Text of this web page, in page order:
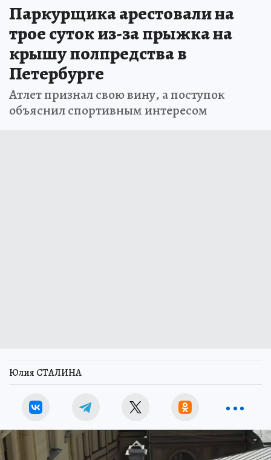
Паркурщика арестовали на
трое суток из-за прыжка на
крышу полпредства в
Петербурге
Атлет признал свою вину, а поступок
объяснил спортивным интересом
Юлия СТАЛИНА